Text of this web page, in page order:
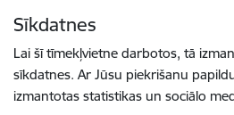
Sīkdatnes
Lai šī tīmekļvietne darbotos, tā
sīkdatnes. Ar Jūsu piekrišanu
izmantotas statistikas un sociālo